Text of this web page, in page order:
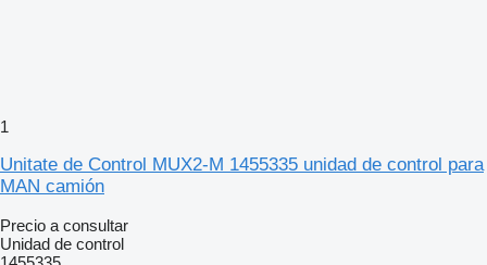
1
Unitate de Control MUX2-M 1455335 unidad de control para
MAN camión
Precio a consultar
Unidad de control